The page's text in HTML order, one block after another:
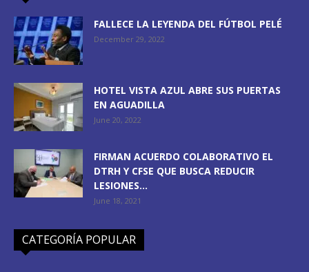
FALLECE LA LEYENDA DEL FÚTBOL PELÉ
December 29, 2022
HOTEL VISTA AZUL ABRE SUS PUERTAS
EN AGUADILLA
June 20, 2022
FIRMAN ACUERDO COLABORATIVO EL
DTRH Y CFSE QUE BUSCA REDUCIR
LESIONES...
June 18, 2021
CATEGORÍA POPULAR